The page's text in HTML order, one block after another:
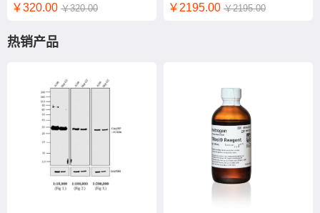
￥320.00 ￥320.00 ￥2195.00 ￥2195.00
热销产品